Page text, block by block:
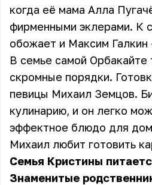
когда её мама Алла
фирменными эклерами. К
обожает и Максим
В семье самой Орбакайте
скромные порядки.
певицы Михаил Земцов.
кулинарию, и он легко
эффектное блюдо для
Михаил любит готовить
Семья Кристины
Знаменитые